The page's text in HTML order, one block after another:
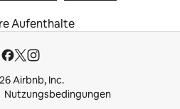
Aufenthalte
Airbnb, Inc.
Nutzungsbedingungen